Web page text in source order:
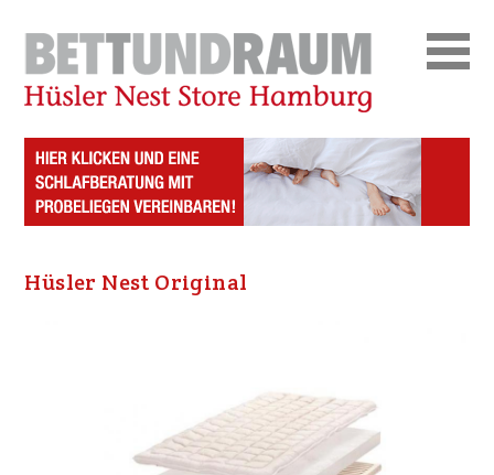
Hüsler Nest Original